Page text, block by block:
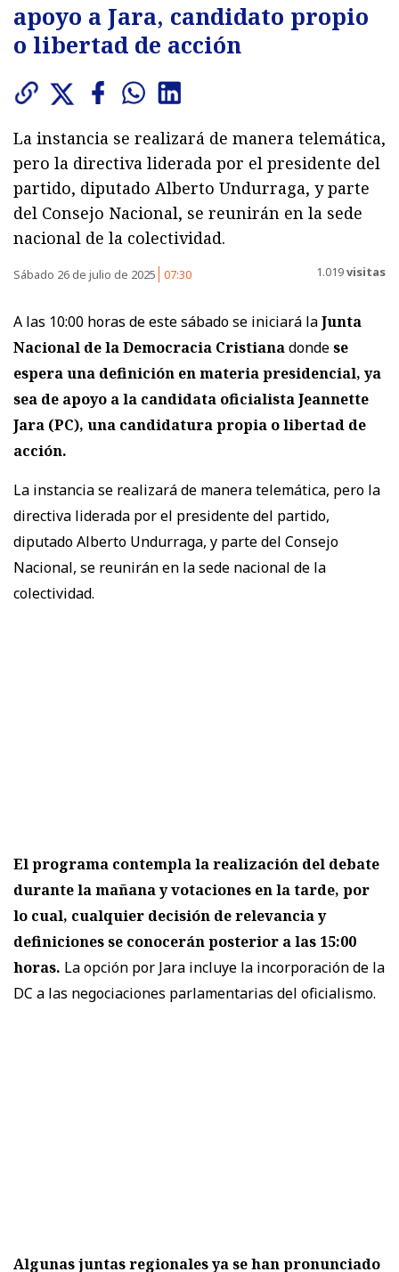
apoyo a Jara, candidato propio
o libertad de acción
La instancia se realizará de manera telemática,
pero la directiva liderada por el presidente del
partido, diputado Alberto Undurraga, y parte
del Consejo Nacional, se reunirán en la sede
nacional de la colectividad.
Sábado 26 de julio de 2025 07:30 1.019visitas
A las 10:00 horas de este sábado se iniciará laJunta
Nacional de la Democracia Cristianadondese
espera una definición en materia presidencial, ya
sea de apoyo a la candidata oficialista Jeannette
Jara (PC), una candidatura propia o libertad de
acción.
La instancia se realizará de manera telemática, pero la
directiva liderada por el presidente del partido,
diputado Alberto Undurraga, y parte del Consejo
Nacional, se reunirán en la sede nacional de la
colectividad.
El programa contempla la realización del debate
durante la mañana y votaciones en la tarde, por
lo cual, cualquier decisión de relevancia y
definiciones se conocerán posterior a las 15:00
horas. La opción por Jara incluye la incorporación de la
DC a las negociaciones parlamentarias del oficialismo.
Algunas juntas regionales ya se han pronunciado